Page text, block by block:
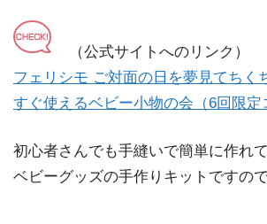
（公式サイトへのリンク）
フェリシモ ご対面の日を夢見てちく
すぐ使えるベビー小物の会（6回限定
初心者さんでも手縫いで簡単に作れ
ベビーグッズの手作りキットですの